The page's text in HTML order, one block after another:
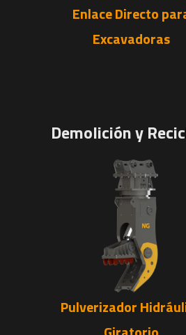
Enlace Directo
Excavadoras
Demolición y
Pulverizador